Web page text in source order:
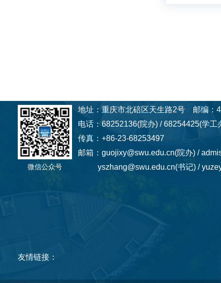
微信公众号
地址：重庆市北碚区天生路2号 邮编：
电话：68252136(院办) / 68254425(学
传真：+86-23-68253497
邮箱：guojixy@swu.edu.cn(院办) /
yszhang@swu.edu.cn(书记) /
友情链接：